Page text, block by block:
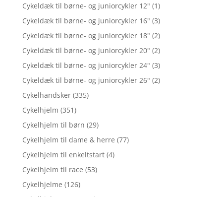
Cykeldæk til børne- og juniorcykler 12" (1)
Cykeldæk til børne- og juniorcykler 16" (3)
Cykeldæk til børne- og juniorcykler 18" (2)
Cykeldæk til børne- og juniorcykler 20" (2)
Cykeldæk til børne- og juniorcykler 24" (3)
Cykeldæk til børne- og juniorcykler 26" (2)
Cykelhandsker (335)
Cykelhjelm (351)
Cykelhjelm til børn (29)
Cykelhjelm til dame & herre (77)
Cykelhjelm til enkeltstart (4)
Cykelhjelm til race (53)
Cykelhjelme (126)